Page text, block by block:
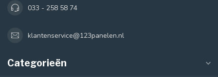
033 - 258 58 74
klantenservice@123panelen.nl
Categorieën